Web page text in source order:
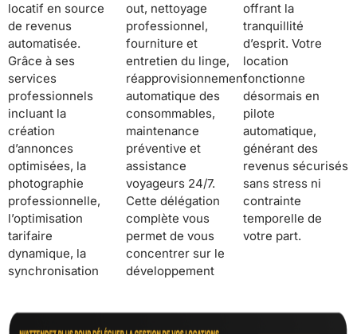
locatif en source
de revenus
automatisée.
Grâce à ses
services
professionnels
incluant la
création
d’annonces
optimisées, la
photographie
professionnelle,
l’optimisation
tarifaire
dynamique, la
synchronisation
out, nettoyage
professionnel,
fourniture et
entretien du linge,
réapprovisionnement
automatique des
consommables,
maintenance
préventive et
assistance
voyageurs 24/7.
Cette délégation
complète vous
permet de vous
concentrer sur le
développement
offrant la
tranquillité
d’esprit. Votre
location
fonctionne
désormais en
pilote
automatique,
générant des
revenus sécurisés
sans stress ni
contrainte
temporelle de
votre part.